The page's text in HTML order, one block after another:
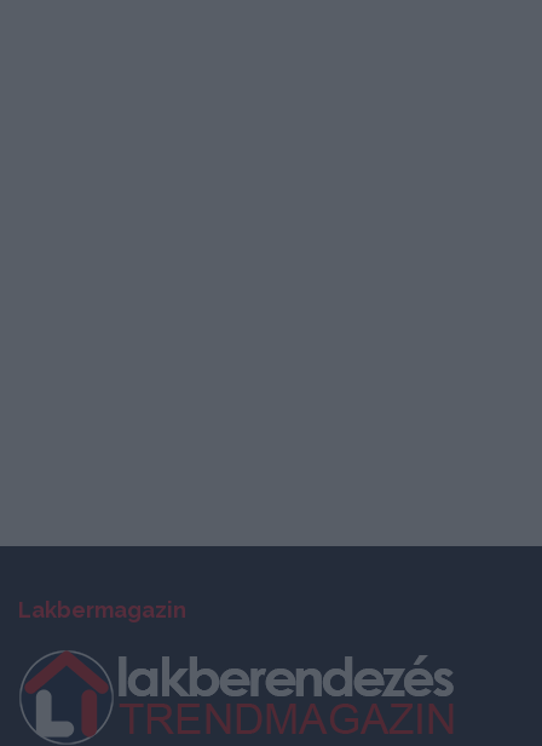
Lakbermagazin